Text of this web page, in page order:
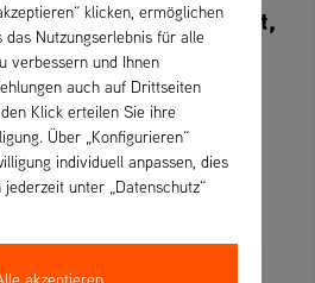
Co, Garden Street,
Vereinigtes Königreich
klicken, ermöglichen
das Nutzungserlebnis für alle
verbessern und Ihnen
auch auf Drittseiten
Klick erteilen Sie ihre
Über „Konfigurieren“
individuell anpassen, dies
unter „Datenschutz“